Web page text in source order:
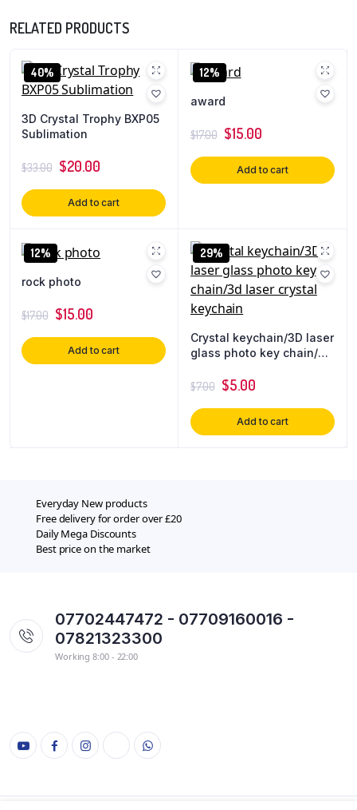
RELATED PRODUCTS
40%
3D Crystal Trophy BXP05
Sublimation
$33.00 $20.00
Add to cart
12%
award
$17.00 $15.00
Add to cart
12%
rock photo
$17.00 $15.00
Add to cart
29%
Crystal keychain/3D laser
glass photo key chain/3d
$7.00 $5.00
Add to cart
Everyday New products
Free delivery for order over £20
Daily Mega Discounts
Best price on the market
07702447472 - 07709160016 -
07821323300
Working 8:00 - 22:00